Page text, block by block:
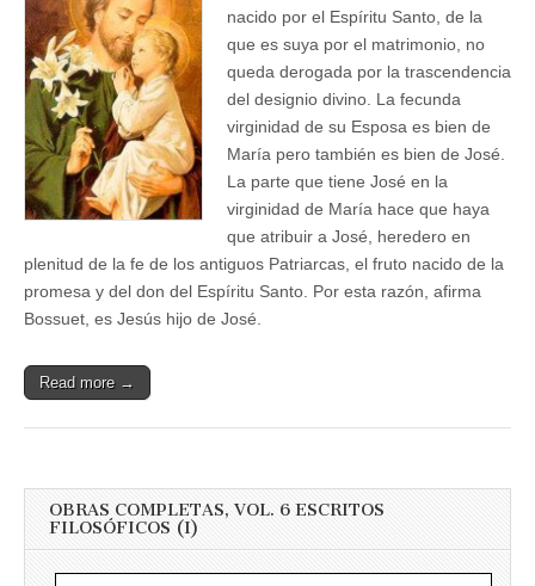
nacido por el Espíritu Santo, de la
que es suya por el matrimonio, no
queda derogada por la trascendencia
del designio divino. La fecunda
virginidad de su Esposa es bien de
María pero también es bien de José.
La parte que tiene José en la
virginidad de María hace que haya
que atribuir a José, heredero en
plenitud de la fe de los antiguos Patriarcas, el fruto nacido de la
promesa y del don del Espíritu Santo. Por esta razón, afirma
Bossuet, es Jesús hijo de José.
Read more →
OBRAS COMPLETAS, VOL. 6 ESCRITOS
FILOSÓFICOS (I)